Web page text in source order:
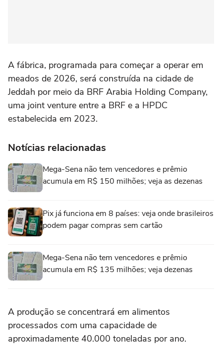
A fábrica, programada para começar a operar em
meados de 2026, será construída na cidade de
Jeddah por meio da BRF Arabia Holding Company,
uma joint venture entre a BRF e a HPDC
estabelecida em 2023.
Notícias relacionadas
Mega-Sena não tem vencedores e prêmio
acumula em R$ 150 milhões; veja as dezenas
Pix já funciona em 8 países: veja onde brasileiros
podem pagar compras sem cartão
Mega-Sena não tem vencedores e prêmio
acumula em R$ 135 milhões; veja dezenas
A produção se concentrará em alimentos
processados com uma capacidade de
aproximadamente 40.000 toneladas por ano.